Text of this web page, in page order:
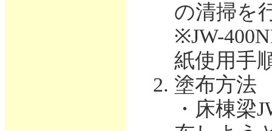
の清掃を
※JW-
紙使用手
塗布方法
・床棟梁